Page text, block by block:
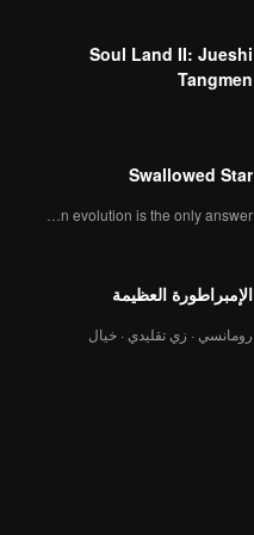
Soul Land II: Jueshi
Tangmen
Swallowed Star
Human evolution is the only answer.
الإمبراطورة العظيمة
رومانسي · زي تقليدي · خيال